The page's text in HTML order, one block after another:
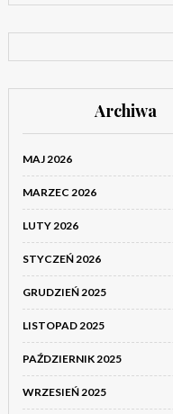
Archiwa
MAJ 2026
MARZEC 2026
LUTY 2026
STYCZEŃ 2026
GRUDZIEŃ 2025
LISTOPAD 2025
PAŹDZIERNIK 2025
WRZESIEŃ 2025